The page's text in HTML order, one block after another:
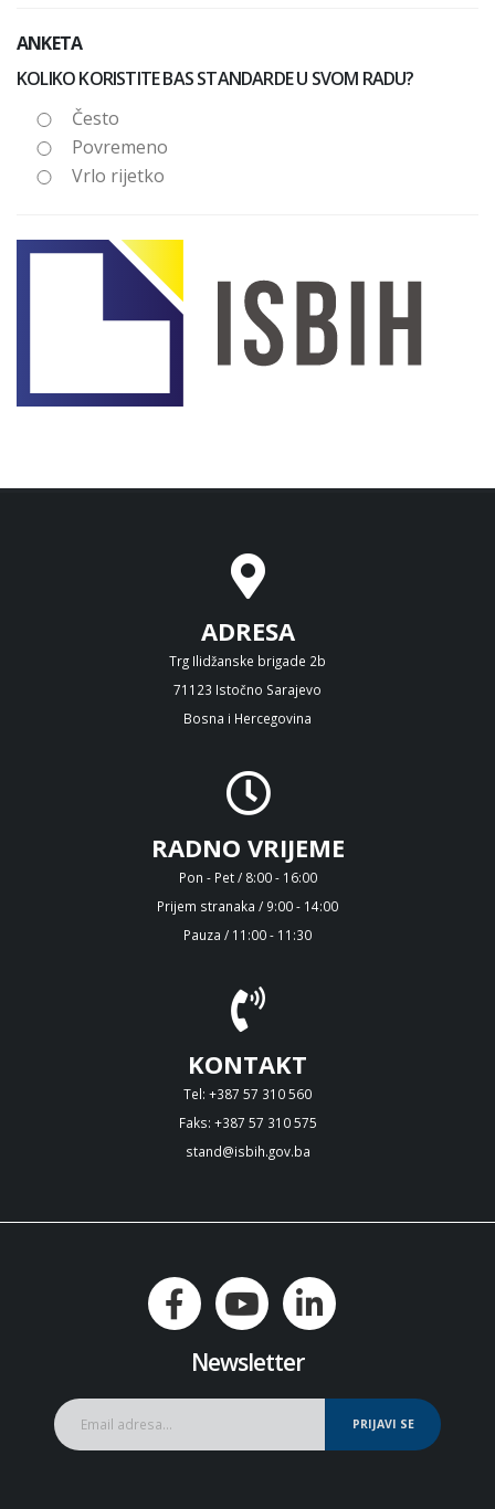
ANKETA
KOLIKO KORISTITE BAS STANDARDE U SVOM RADU?
Često
Povremeno
Vrlo rijetko
ADRESA
Trg Ilidžanske brigade 2b
71123 Istočno Sarajevo
Bosna i Hercegovina
RADNO VRIJEME
Pon - Pet / 8:00 - 16:00
Prijem stranaka / 9:00 - 14:00
Pauza / 11:00 - 11:30
KONTAKT
Tel: +387 57 310 560
Faks: +387 57 310 575
stand@isbih.gov.ba
Newsletter
PRIJAVI SE